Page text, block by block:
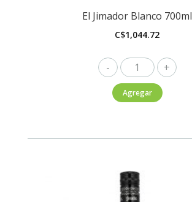
El Jimador Blanco 700ml
C$1,044.72
El
Jimador
Blanco
Agregar